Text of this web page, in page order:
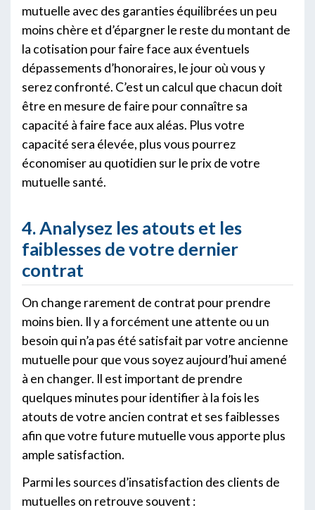
mutuelle avec des garanties équilibrées un peu
moins chère et d’épargner le reste du montant de
la cotisation pour faire face aux éventuels
dépassements d’honoraires, le jour où vous y
serez confronté. C’est un calcul que chacun doit
être en mesure de faire pour connaître sa
capacité à faire face aux aléas. Plus votre
capacité sera élevée, plus vous pourrez
économiser au quotidien sur le prix de votre
mutuelle santé.
4. Analysez les atouts et les
faiblesses de votre dernier
contrat
On change rarement de contrat pour prendre
moins bien. Il y a forcément une attente ou un
besoin qui n’a pas été satisfait par votre ancienne
mutuelle pour que vous soyez aujourd’hui amené
à en changer. Il est important de prendre
quelques minutes pour identifier à la fois les
atouts de votre ancien contrat et ses faiblesses
afin que votre future mutuelle vous apporte plus
ample satisfaction.
Parmi les sources d’insatisfaction des clients de
mutuelles on retrouve souvent :